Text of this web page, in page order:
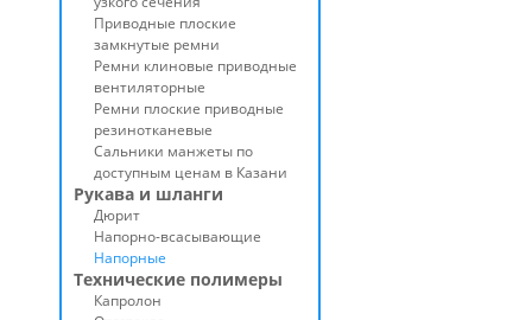
Приводные плоские
замкнутые ремни
Ремни клиновые приводные
вентиляторные
Ремни плоские приводные
резинотканевые
Сальники манжеты по
доступным ценам в Казани
Рукава и шланги
Дюрит
Напорно-всасывающие
Напорные
Технические полимеры
Капролон